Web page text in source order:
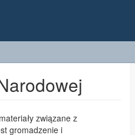
związane z
gromadzenie i